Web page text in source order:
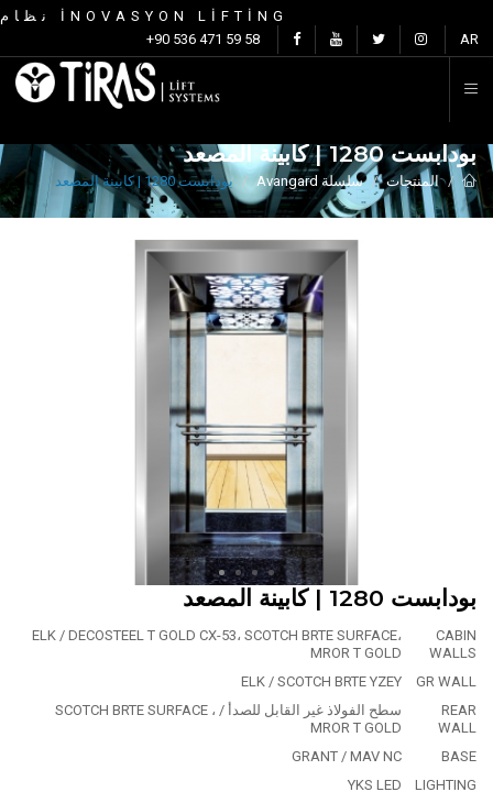
نظام İNOVASYON LİFTİNG
+90 536 471 59 58
AR
بودابست 1280 | كابينة المصعد
المنتجات سلسلة Avangard بودابست 1280 | كابينة المصعد
بودابست 1280 | كابينة المصعد
CABIN
WALLS
ELK / DECOSTEEL T GOLD CX-53، SCOTCH BRTE SURFACE،
MROR T GOLD
GR WALL
ELK / SCOTCH BRTE YZEY
REAR
WALL
سطح الفولاذ غير القابل للصدأ / SCOTCH BRTE SURFACE ،
MROR T GOLD
BASE
GRANT / MAV NC
LIGHTING
YKS LED